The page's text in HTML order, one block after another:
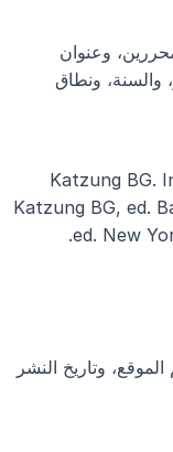
3. Katzung
Katzung BG, ed.
ed. New